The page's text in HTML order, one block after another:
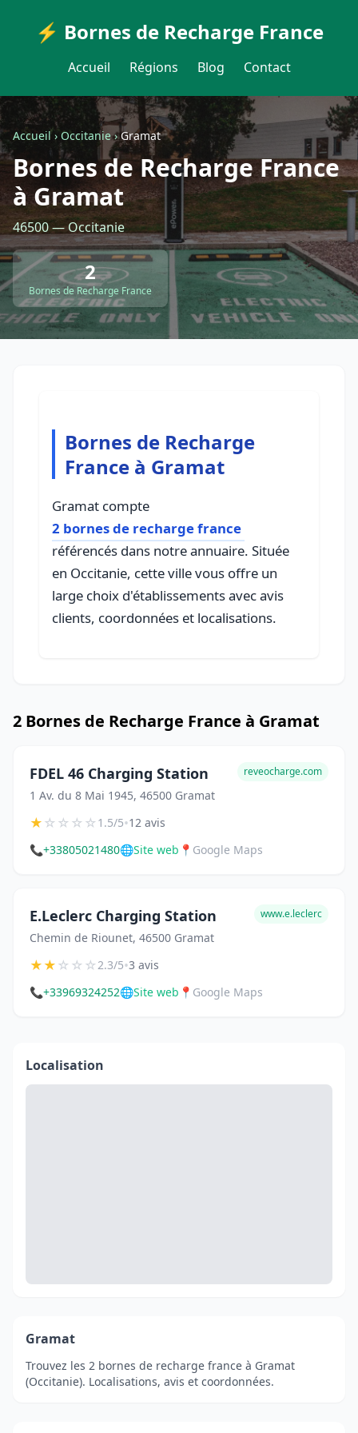
⚡ Bornes de Recharge France
Accueil Régions Blog Contact
Accueil›Occitanie›Gramat
Bornes de Recharge France
à Gramat
46500 — Occitanie
2
Bornes de Recharge France
Bornes de Recharge
France à Gramat
Gramat compte
2 bornes de recharge france
référencés dans notre annuaire. Située
en Occitanie, cette ville vous offre un
large choix d'établissements avec avis
clients, coordonnées et localisations.
2 Bornes de Recharge France à Gramat
FDEL 46 Charging Station
1 Av. du 8 Mai 1945, 46500 Gramat
reveocharge.com
★☆☆☆☆1.5/5•12 avis
📞+33805021480🌐Site web 📍 Google Maps
E.Leclerc Charging Station
Chemin de Riounet, 46500 Gramat
www.e.leclerc
★★☆☆☆2.3/5•3 avis
📞+33969324252🌐Site web 📍 Google Maps
Localisation
Gramat
Trouvez les 2 bornes de recharge france à Gramat
(Occitanie). Localisations, avis et coordonnées.